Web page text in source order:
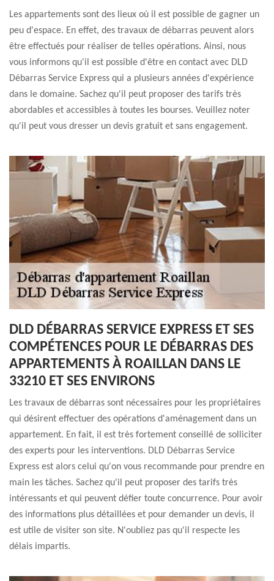
Les appartements sont des lieux où il est possible de gagner un
peu d'espace. En effet, des travaux de débarras peuvent alors
être effectués pour réaliser de telles opérations. Ainsi, nous
vous informons qu'il est possible d'être en contact avec DLD
Débarras Service Express qui a plusieurs années d'expérience
dans le domaine. Sachez qu'il peut proposer des tarifs très
abordables et accessibles à toutes les bourses. Veuillez noter
qu'il peut vous dresser un devis gratuit et sans engagement.
DLD DÉBARRAS SERVICE EXPRESS ET SES
COMPÉTENCES POUR LE DÉBARRAS DES
APPARTEMENTS À ROAILLAN DANS LE
33210 ET SES ENVIRONS
Les travaux de débarras sont nécessaires pour les propriétaires
qui désirent effectuer des opérations d'aménagement dans un
appartement. En fait, il est très fortement conseillé de solliciter
des experts pour les interventions. DLD Débarras Service
Express est alors celui qu'on vous recommande pour prendre en
main les tâches. Sachez qu'il peut proposer des tarifs très
intéressants et qui peuvent défier toute concurrence. Pour avoir
des informations plus détaillées et pour demander un devis, il
est utile de visiter son site. N'oubliez pas qu'il respecte les
délais impartis.